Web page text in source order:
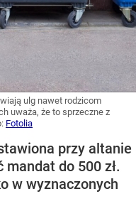
ulg nawet rodzicom
uważa, że to sprzeczne z
Fotolia
przy altanie
do 500 zł.
w wyznaczonych